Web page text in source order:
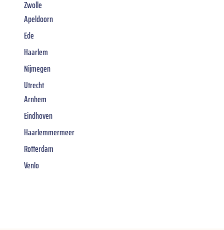
Zwolle
Apeldoorn
Ede
Haarlem
Nijmegen
Utrecht
Arnhem
Eindhoven
Haarlemmermeer
Rotterdam
Venlo